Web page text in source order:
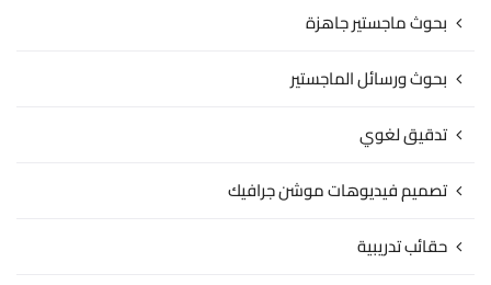
بحوث ماجستير جاهزة
بحوث ورسائل الماجستير
تدقيق لغوي
تصميم فيديوهات موشن جرافيك
حقائب تدريبية